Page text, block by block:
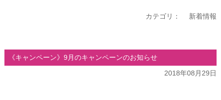
カテゴリ： 新着情報
《キャンペーン》9月のキャンペーンのお知らせ
2018年08月29日